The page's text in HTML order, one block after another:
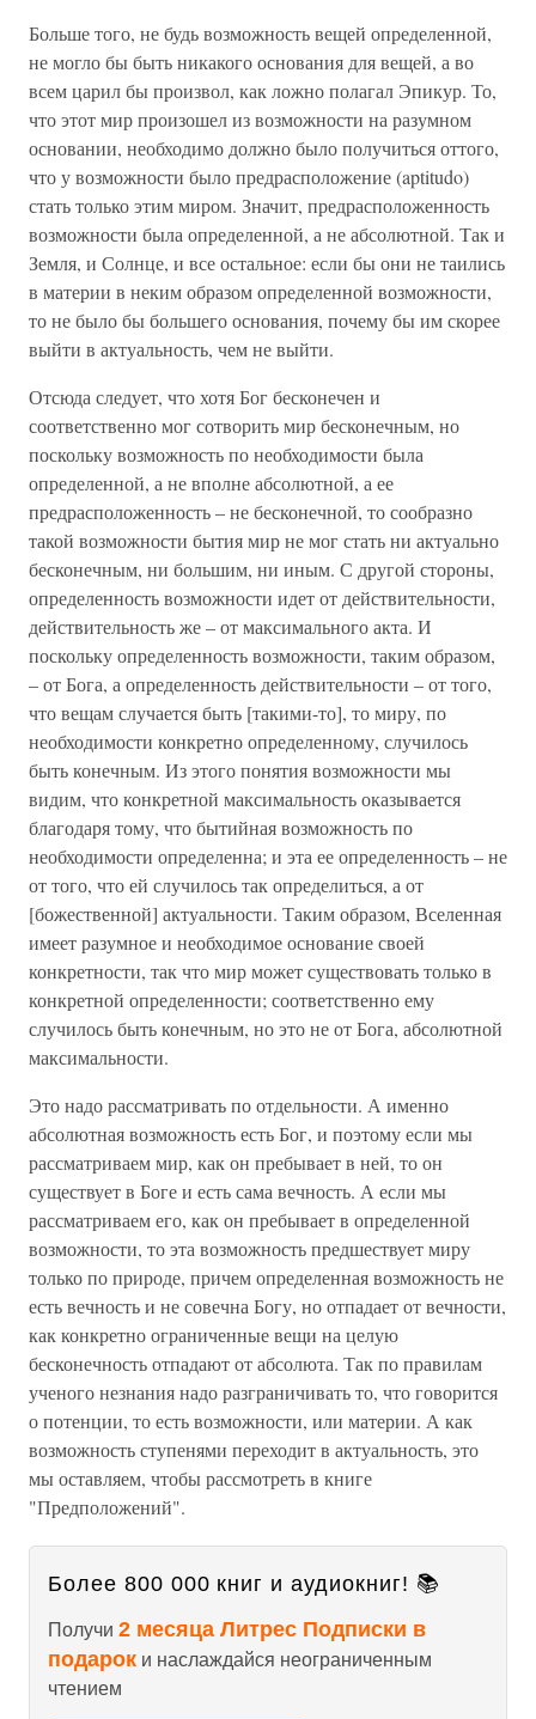
Больше того, не будь возможность вещей определенной,
не могло бы быть никакого основания для вещей, а во
всем царил бы произвол, как ложно полагал Эпикур. То,
что этот мир произошел из возможности на разумном
основании, необходимо должно было получиться оттого,
что у возможности было предрасположение (aptitudo)
стать только этим миром. Значит, предрасположенность
возможности была определенной, а не абсолютной. Так и
Земля, и Солнце, и все остальное: если бы они не таились
в материи в неким образом определенной возможности,
то не было бы большего основания, почему бы им скорее
выйти в актуальность, чем не выйти.
Отсюда следует, что хотя Бог бесконечен и
соответственно мог сотворить мир бесконечным, но
поскольку возможность по необходимости была
определенной, а не вполне абсолютной, а ее
предрасположенность – не бесконечной, то сообразно
такой возможности бытия мир не мог стать ни актуально
бесконечным, ни большим, ни иным. С другой стороны,
определенность возможности идет от действительности,
действительность же – от максимального акта. И
поскольку определенность возможности, таким образом,
– от Бога, а определенность действительности – от того,
что вещам случается быть [такими-то], то миру, по
необходимости конкретно определенному, случилось
быть конечным. Из этого понятия возможности мы
видим, что конкретной максимальность оказывается
благодаря тому, что бытийная возможность по
необходимости определенна; и эта ее определенность – не
от того, что ей случилось так определиться, а от
[божественной] актуальности. Таким образом, Вселенная
имеет разумное и необходимое основание своей
конкретности, так что мир может существовать только в
конкретной определенности; соответственно ему
случилось быть конечным, но это не от Бога, абсолютной
максимальности.
Это надо рассматривать по отдельности. А именно
абсолютная возможность есть Бог, и поэтому если мы
рассматриваем мир, как он пребывает в ней, то он
существует в Боге и есть сама вечность. А если мы
рассматриваем его, как он пребывает в определенной
возможности, то эта возможность предшествует миру
только по природе, причем определенная возможность не
есть вечность и не совечна Богу, но отпадает от вечности,
как конкретно ограниченные вещи на целую
бесконечность отпадают от абсолюта. Так по правилам
ученого незнания надо разграничивать то, что говорится
о потенции, то есть возможности, или материи. А как
возможность ступенями переходит в актуальность, это
мы оставляем, чтобы рассмотреть в книге
"Предположений".
Более 800 000 книг и аудиокниг! 📚
Получи 2 месяца Литрес Подписки в
подарок и наслаждайся неограниченным
чтением